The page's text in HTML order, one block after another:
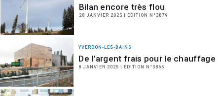
Bilan encore très flou
28 JANVIER 2025 | EDITION N°3879
YVERDON-LES-BAINS
De l’argent frais pour le chauffage
8 JANVIER 2025 | EDITION N°3865